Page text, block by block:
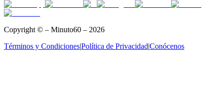
Copyright © – Minuto60 – 2026
Términos y Condiciones|Política de Privacidad|Conócenos